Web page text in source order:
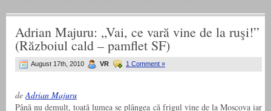
Adrian Majuru: „Vai, ce vară vine de la ruşi!”
(Războiul cald – pamflet SF)
August 17th, 2010 VR 1 Comment »
deAdrian Majuru
Până nu demult, toată lumea se plângea că frigul vine de la Moscova iar